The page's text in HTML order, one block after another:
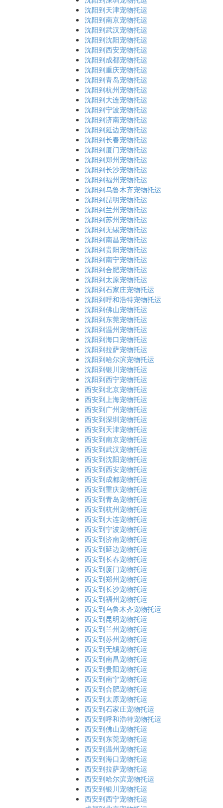
沈阳到天津宠物托运
沈阳到南京宠物托运
沈阳到武汉宠物托运
沈阳到沈阳宠物托运
沈阳到西安宠物托运
沈阳到成都宠物托运
沈阳到重庆宠物托运
沈阳到青岛宠物托运
沈阳到杭州宠物托运
沈阳到大连宠物托运
沈阳到宁波宠物托运
沈阳到济南宠物托运
沈阳到延边宠物托运
沈阳到长春宠物托运
沈阳到厦门宠物托运
沈阳到郑州宠物托运
沈阳到长沙宠物托运
沈阳到福州宠物托运
沈阳到乌鲁木齐宠物托运
沈阳到昆明宠物托运
沈阳到兰州宠物托运
沈阳到苏州宠物托运
沈阳到无锡宠物托运
沈阳到南昌宠物托运
沈阳到贵阳宠物托运
沈阳到南宁宠物托运
沈阳到合肥宠物托运
沈阳到太原宠物托运
沈阳到石家庄宠物托运
沈阳到呼和浩特宠物托运
沈阳到佛山宠物托运
沈阳到东莞宠物托运
沈阳到温州宠物托运
沈阳到海口宠物托运
沈阳到拉萨宠物托运
沈阳到哈尔滨宠物托运
沈阳到银川宠物托运
沈阳到西宁宠物托运
西安到北京宠物托运
西安到上海宠物托运
西安到广州宠物托运
西安到深圳宠物托运
西安到天津宠物托运
西安到南京宠物托运
西安到武汉宠物托运
西安到沈阳宠物托运
西安到西安宠物托运
西安到成都宠物托运
西安到重庆宠物托运
西安到青岛宠物托运
西安到杭州宠物托运
西安到大连宠物托运
西安到宁波宠物托运
西安到济南宠物托运
西安到延边宠物托运
西安到长春宠物托运
西安到厦门宠物托运
西安到郑州宠物托运
西安到长沙宠物托运
西安到福州宠物托运
西安到乌鲁木齐宠物托运
西安到昆明宠物托运
西安到兰州宠物托运
西安到苏州宠物托运
西安到无锡宠物托运
西安到南昌宠物托运
西安到贵阳宠物托运
西安到南宁宠物托运
西安到合肥宠物托运
西安到太原宠物托运
西安到石家庄宠物托运
西安到呼和浩特宠物托运
西安到佛山宠物托运
西安到东莞宠物托运
西安到温州宠物托运
西安到海口宠物托运
西安到拉萨宠物托运
西安到哈尔滨宠物托运
西安到银川宠物托运
西安到西宁宠物托运